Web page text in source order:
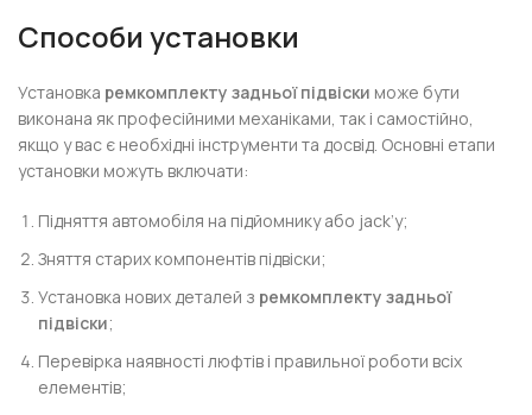
Способи установки
Установка ремкомплекту задньої підвіски може бути
виконана як професійними механіками, так і самостійно,
якщо у вас є необхідні інструменти та досвід. Основні етапи
установки можуть включати:
Підняття автомобіля на підйомнику або jack’у;
Зняття старих компонентів підвіски;
Установка нових деталей з ремкомплекту задньої
підвіски;
Перевірка наявності люфтів і правильної роботи всіх
елементів;